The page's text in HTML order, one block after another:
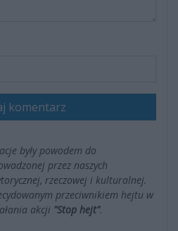
komentarz
były powodem do
przez naszych
rzeczowej i kulturalnej.
przeciwnikiem hejtu w
akcji "Stop hejt".